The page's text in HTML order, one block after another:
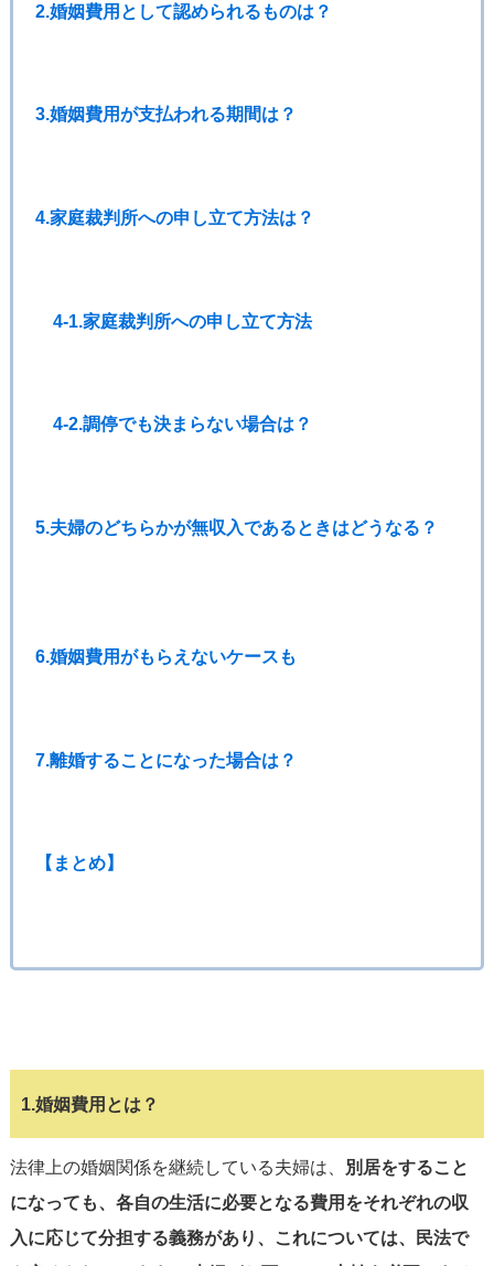
2.婚姻費用として認められるものは？
3.婚姻費用が支払われる期間は？
4.家庭裁判所への申し立て方法は？
4-1.家庭裁判所への申し立て方法
4-2.調停でも決まらない場合は？
5.夫婦のどちらかが無収入であるときはどうなる？
6.婚姻費用がもらえないケースも
7.離婚することになった場合は？
【まとめ】
1.婚姻費用とは？
法律上の婚姻関係を継続している夫婦は、
別居をすること
になっても、各自の生活に必要となる費用をそれぞれの収
入に応じて分担する義務があり、これについては、民法で